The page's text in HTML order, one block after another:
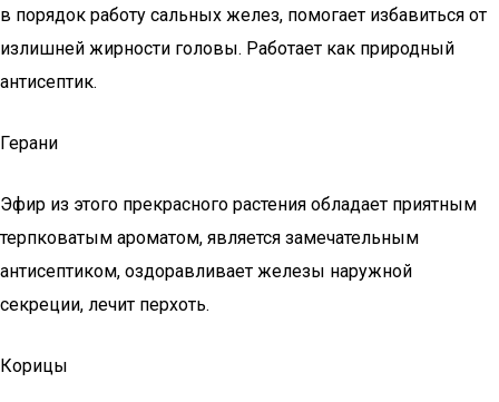
в порядок работу сальных желез, помогает избавиться от
излишней жирности головы. Работает как природный
антисептик.
Герани
Эфир из этого прекрасного растения обладает приятным
терпковатым ароматом, является замечательным
антисептиком, оздоравливает железы наружной
секреции, лечит перхоть.
Корицы